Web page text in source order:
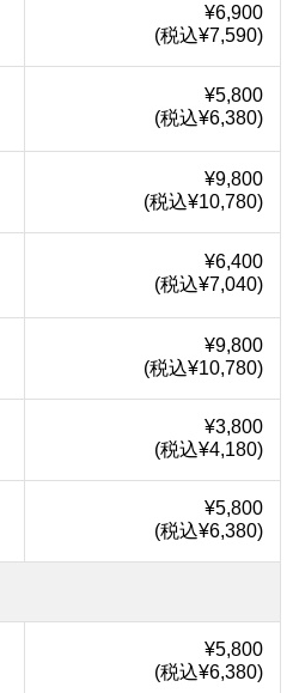
¥6,900
(税込¥7,590)
¥5,800
(税込¥6,380)
¥9,800
(税込¥10,780)
¥6,400
(税込¥7,040)
¥9,800
(税込¥10,780)
¥3,800
(税込¥4,180)
¥5,800
(税込¥6,380)
¥5,800
(税込¥6,380)